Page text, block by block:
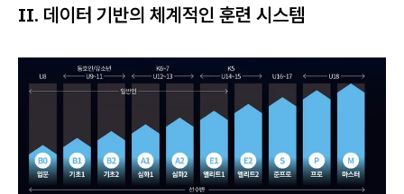
II. 데이터 기반의 체계적인 훈련 시스템